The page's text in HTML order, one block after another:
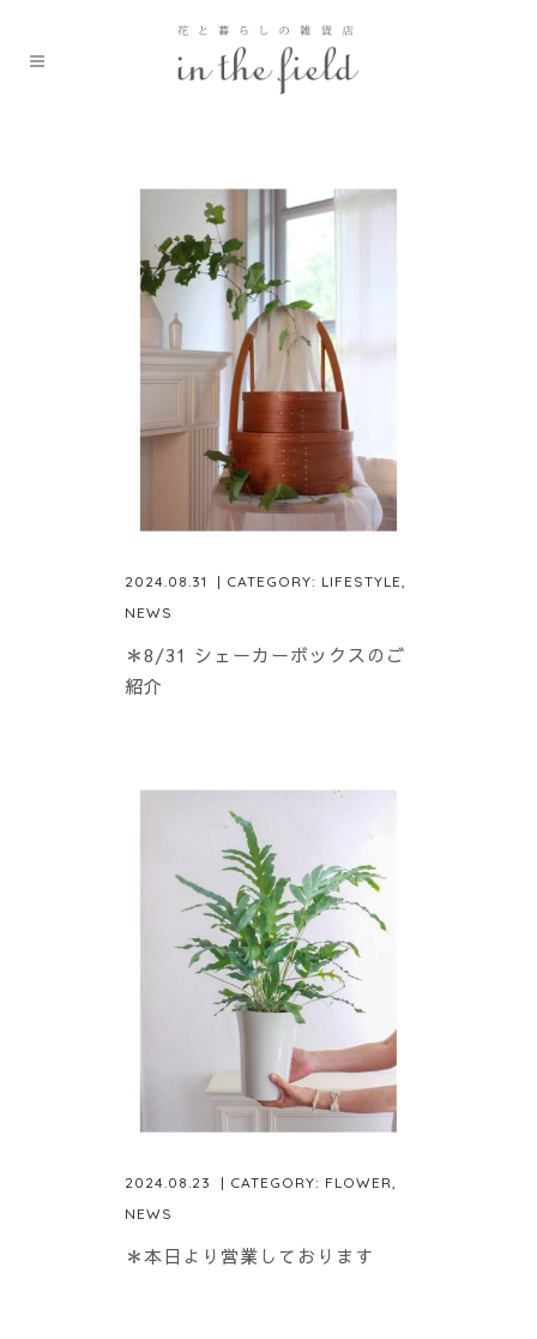
2024.08.31 | CATEGORY: LIFESTYLE,
NEWS
＊8/31 シェーカーボックスのご
紹介
2024.08.23 | CATEGORY: FLOWER,
NEWS
＊本日より営業しております